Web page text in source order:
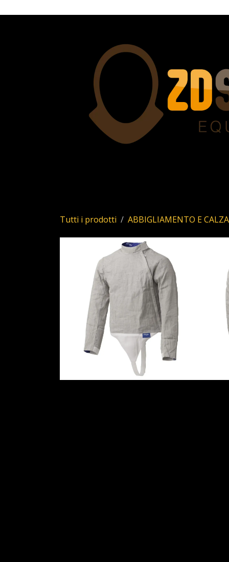
Tutti i prodotti ABBIGLIAMENTO E